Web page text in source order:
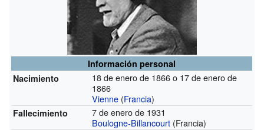
Información personal
Nacimiento
18 de enero de 1866 o 17 de enero de
1866
Vienne (Francia)
Fallecimiento
7 de enero de 1931
Boulogne-Billancourt (Francia)